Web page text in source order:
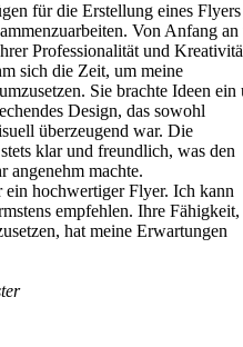
für die Erstellung eines
Von Anfang
Professionalität und
sich die Zeit, um meine
Sie brachte Ideen ein
Design, das sowohl
überzeugend war. Die
klar und freundlich, was den
angenehm machte.
ein hochwertiger Flyer. Ich kann
empfehlen. Ihre Fähigkeit,
hat meine Erwartungen